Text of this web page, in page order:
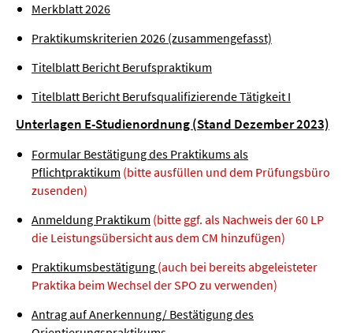
Merkblatt 2026
Praktikumskriterien 2026 (zusammengefasst)
Titelblatt Bericht Berufspraktikum
Titelblatt Bericht Berufsqualifizierende Tätigkeit I
Unterlagen E-Studienordnung (Stand Dezember 2023)
Formular Bestätigung des Praktikums als
Pflichtpraktikum (bitte ausfüllen und dem Prüfungsbüro
zusenden)
Anmeldung Praktikum (bitte ggf. als Nachweis der 60 LP
die Leistungsübersicht aus dem CM hinzufügen)
Praktikumsbestätigung (auch bei bereits abgeleisteter
Praktika beim Wechsel der SPO zu verwenden)
Antrag auf Anerkennung/ Bestätigung des